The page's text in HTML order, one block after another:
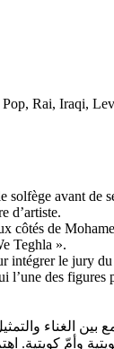
Pop, Rai, Iraqi,
avant de
d’artiste.
côtés de
Teghla ».
intégrer le jury
l’une des figures
بين الغناء
وأمّ كويتية.